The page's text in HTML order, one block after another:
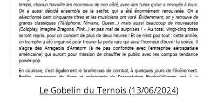
Le Gobelin du Ternois (13/06/2024)